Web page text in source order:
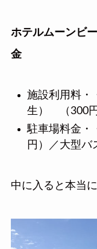
ホテルムーンビ
金
施設利用料・
生） （300円
駐車場料金・
円）／大型バ
中に入ると本当